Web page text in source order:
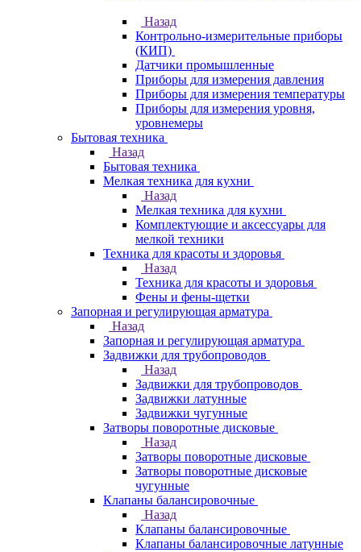
Назад
Контрольно-измерительные приборы
(КИП)
Датчики промышленные
Приборы для измерения давления
Приборы для измерения температуры
Приборы для измерения уровня,
уровнемеры
Бытовая техника
Назад
Бытовая техника
Мелкая техника для кухни
Назад
Мелкая техника для кухни
Комплектующие и аксессуары для
мелкой техники
Техника для красоты и здоровья
Назад
Техника для красоты и здоровья
Фены и фены-щетки
Запорная и регулирующая арматура
Назад
Запорная и регулирующая арматура
Задвижки для трубопроводов
Назад
Задвижки для трубопроводов
Задвижки латунные
Задвижки чугунные
Затворы поворотные дисковые
Назад
Затворы поворотные дисковые
Затворы поворотные дисковые
чугунные
Клапаны балансировочные
Назад
Клапаны балансировочные
Клапаны балансировочные латунные